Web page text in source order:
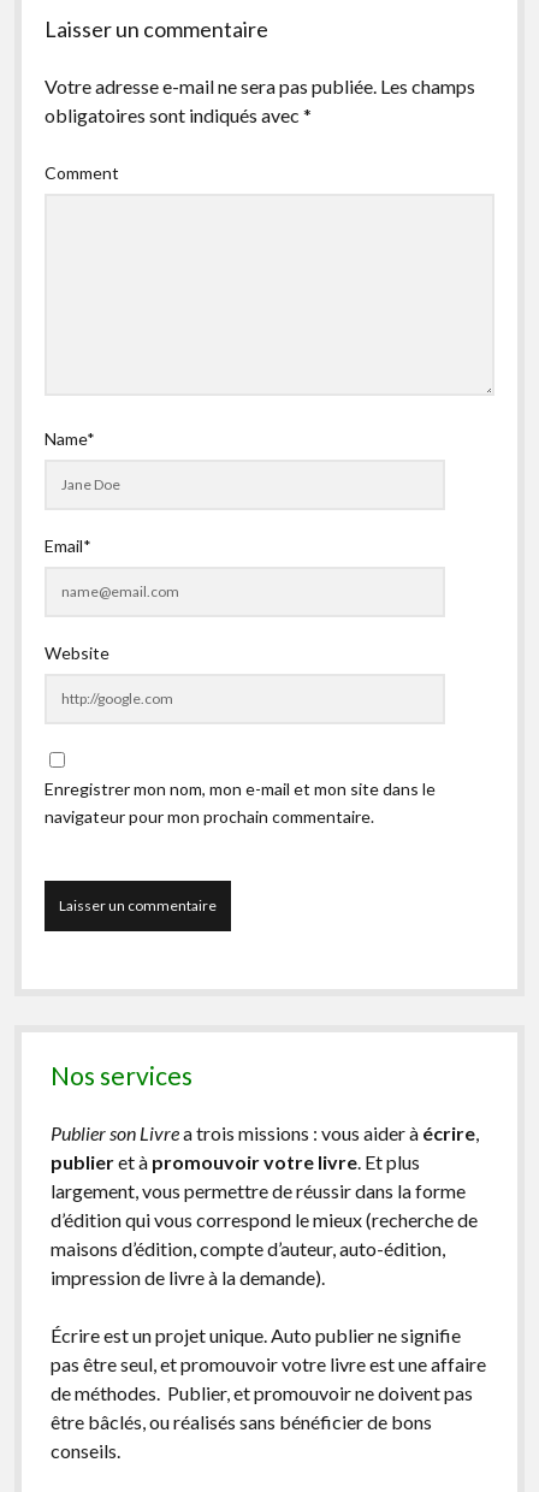
facebookinstagramyoutubeemail-
Laisser un commentaire
Votre adresse e-mail ne sera pas publiée. Les champs
obligatoires sont indiqués avec *
Comment
Name*
Email*
Website
Enregistrer mon nom, mon e-mail et mon site dans le
navigateur pour mon prochain commentaire.
Nos services
Publier son Livrea trois missions : vous aider à écrire,
publieret à promouvoir votre livre. Et plus
largement, vous permettre de réussir dans la forme
d’édition qui vous correspond le mieux (recherche de
maisons d’édition, compte d’auteur, auto-édition,
impression de livre à la demande).
Écrire est un projet unique. Auto publier ne signifie
pas être seul, et promouvoir votre livre est une affaire
de méthodes. Publier, et promouvoir ne doivent pas
être bâclés, ou réalisés sans bénéficier de bons
conseils.